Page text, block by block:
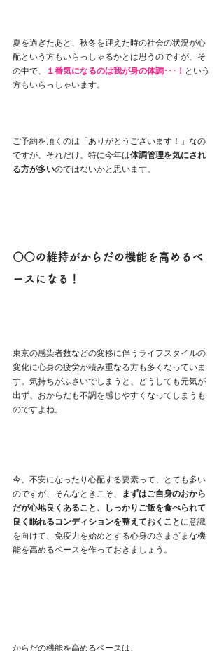
夏を過ぎたあと、秋冬を迎えた時の社会の状況が心
配という方もいらっしゃるかとは思うのですが、そ
の中で、
１番気になるのは我が身の体調･･･！ という
方もいらっしゃいます。
ご予約を頂くのは「ありがとうございます！」なの
ですが、それだけ、特に今年は体調管理を気にされ
る方が多いのではないかと思います。
○○の維持がからだの機能を高めるベ
ースになる！
東京の感染者数などの変移に伴うライフスタイルの
変化に心身の疲労が積み重なる方も多くなっていま
す。気持ちがふさいでしまうと、どうしても元気が
出ず、おからだも不調を感じやすくなってしまうも
のですよね。
今、不安になったり心配する要素って、とても多い
のですが、そんなときこそ、
まずはご自身のおから
だが心地良くあること、しっかりご飯を食べられて
良く眠れるコンディションを整えておくこと に意識
を向けて、免疫力を始めとする心身のさまざまな機
能を高めるベースを作っておきましょう。
からだの機能を高めるベースは、